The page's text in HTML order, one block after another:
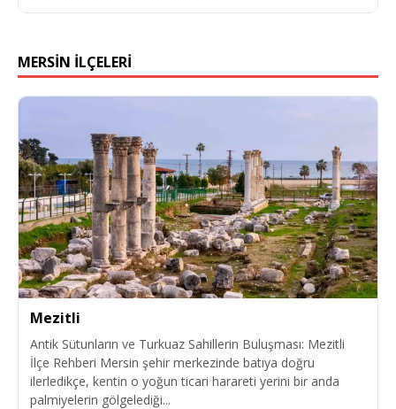
MERSIN İLÇELERI
Mezitli
Antik Sütunların ve Turkuaz Sahillerin Buluşması: Mezitli
İlçe Rehberi Mersin şehir merkezinde batıya doğru
ilerledikçe, kentin o yoğun ticari harareti yerini bir anda
palmiyelerin gölgelediği...